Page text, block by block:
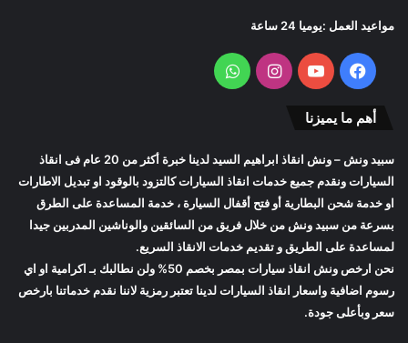
مواعيد العمل :يوميا 24 ساعة
فيسبوكيوتيوب انستقرامواتساب
أهم ما يميزنا
سبيد ونش
– ونش انقاذ ابراهيم السيد لدينا خبرة أكثر من 20 عام فى انقاذ
السيارات ونقدم جميع خدمات انقاذ السيارات كالتزود بالوقود او تبديل الاطارات
او خدمة شحن البطارية أو فتح أقفال السيارة ، خدمة المساعدة على الطرق
بسرعة من سبيد ونش من خلال فريق من السائقين والوناشين المدربين جيدا
لمساعدة على الطريق و تقديم خدمات الانقاذ السريع.
نحن ارخص ونش انقاذ سيارات
بمصر بخصم 50% ولن نطالبك بـ اكرامية او اي
رسوم اضافية واسعار انقاذ السياراتلدينا تعتبر رمزية لاننا نقدم خدماتنا بارخص
سعر وبأعلى جودة.